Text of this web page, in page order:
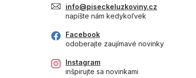
info@piseckeluzkoviny.cz
napíšte nám kedykoľvek
Facebook
odoberajte zaujímavé novinky
Instagram
inšpirujte sa novinkami